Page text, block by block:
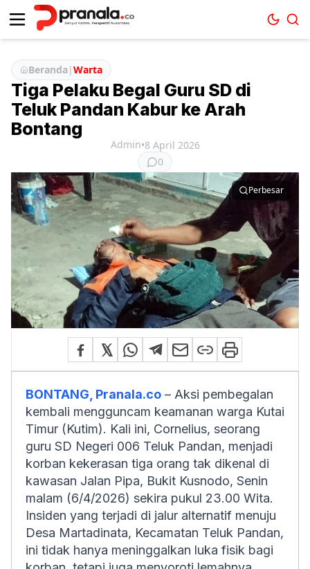
Beranda|Warta
Tiga Pelaku Begal Guru SD di
Teluk Pandan Kabur ke Arah
Bontang
Admin•8 April 2026
0
Perbesar
BONTANG, Pranala.co – Aksi pembegalan
kembali mengguncam keamanan warga Kutai
Timur (Kutim). Kali ini, Cornelius, seorang
guru SD Negeri 006 Teluk Pandan, menjadi
korban kekerasan tiga orang tak dikenal di
kawasan Jalan Pipa, Bukit Kusnodo, Senin
malam (6/4/2026) sekira pukul 23.00 Wita.
Insiden yang terjadi di jalur alternatif menuju
Desa Martadinata, Kecamatan Teluk Pandan,
ini tidak hanya meninggalkan luka fisik bagi